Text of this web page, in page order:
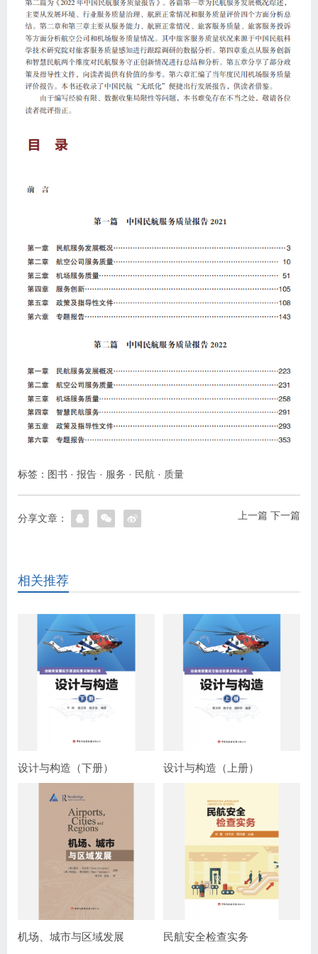
标签： 图书 · 报告 · 服务 · 民航 · 质量
上一篇 下一篇
分享文章：
相关推荐
设计与构造（下册） 设计与构造（上册）
机场、城市与区域发展 民航安全检查实务